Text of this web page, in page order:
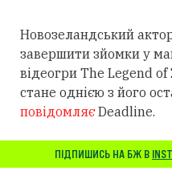
Новозеландський
завершити зйомки у
відеогри The Legend of
стане однією з його
повідомляєDeadline.
ПІДПИШИСЬ НА БЖ В